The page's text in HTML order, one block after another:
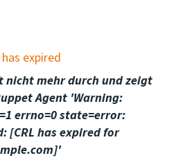
expired
nicht mehr durch und zeigt
Agent 'Warning:
errno=0 state=error:
[CRL has expired for